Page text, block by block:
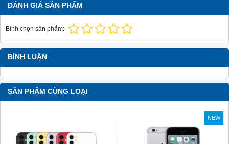
ĐÁNH GIÁ SẢN PHẨM
Bình chọn sản phẩm:
BÌNH LUẬN
SẢN PHẨM CÙNG LOẠI
NEW